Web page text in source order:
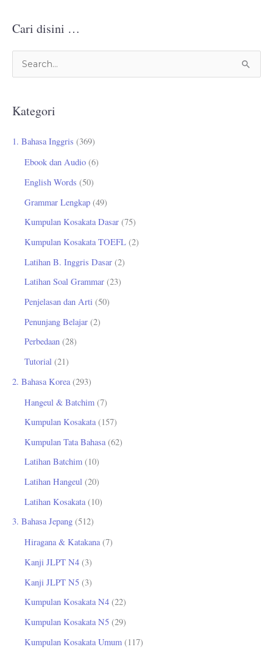
Cari disini …
i
u
Kategori
1. Bahasa Inggris (369)
Ebook dan Audio (6)
English Words (50)
Grammar Lengkap (49)
Kumpulan Kosakata Dasar (75)
Kumpulan Kosakata TOEFL (2)
Latihan B. Inggris Dasar (2)
Latihan Soal Grammar (23)
Penjelasan dan Arti (50)
Penunjang Belajar (2)
Perbedaan (28)
Tutorial (21)
2. Bahasa Korea (293)
Hangeul & Batchim (7)
Kumpulan Kosakata(157)
Kumpulan Tata Bahasa (62)
Latihan Batchim (10)
Latihan Hangeul (20)
Latihan Kosakata (10)
3. Bahasa Jepang (512)
Hiragana & Katakana(7)
Kanji JLPT N4 (3)
Kanji JLPT N5 (3)
Kumpulan Kosakata N4 (22)
Kumpulan Kosakata N5 (29)
Kumpulan Kosakata Umum (117)